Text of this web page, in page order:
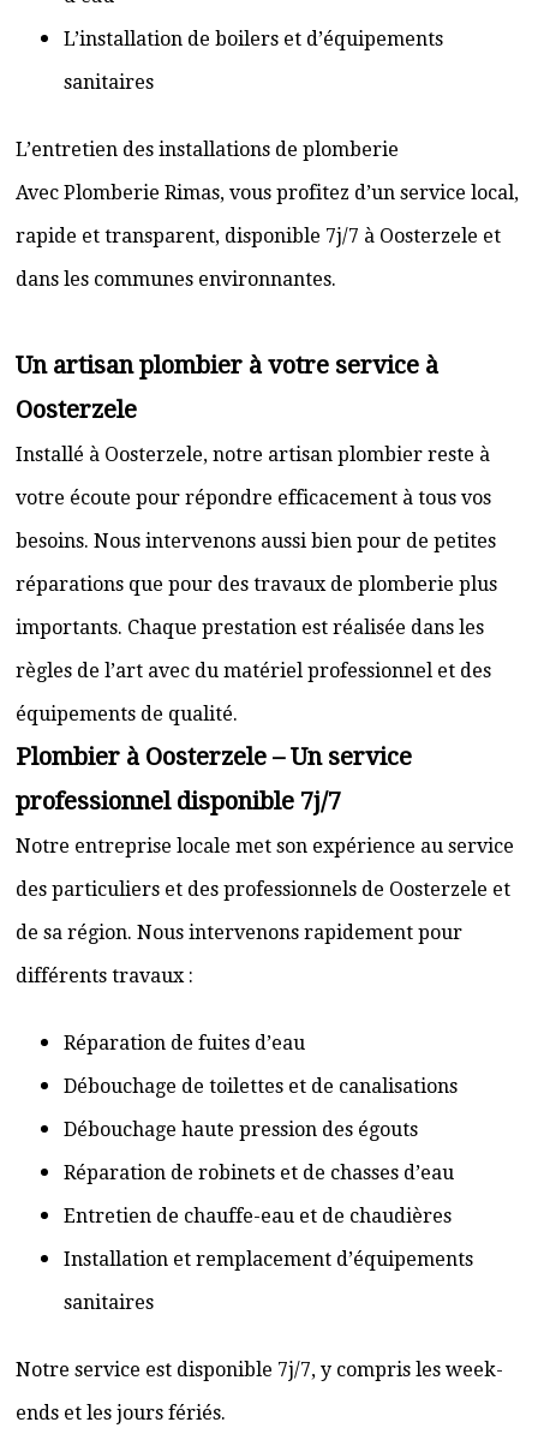
L’installation de boilers et d’équipements
sanitaires
L’entretien des installations de plomberie
Avec Plomberie Rimas, vous profitez d’un service local,
rapide et transparent, disponible 7j/7 à Oosterzele et
dans les communes environnantes.
Un artisan plombier à votre service à
Oosterzele
Installé à Oosterzele, notre artisan plombier reste à
votre écoute pour répondre efficacement à tous vos
besoins. Nous intervenons aussi bien pour de petites
réparations que pour des travaux de plomberie plus
importants. Chaque prestation est réalisée dans les
règles de l’art avec du matériel professionnel et des
équipements de qualité.
Plombier à Oosterzele – Un service
professionnel disponible 7j/7
Notre entreprise locale met son expérience au service
des particuliers et des professionnels de Oosterzele et
de sa région. Nous intervenons rapidement pour
différents travaux :
Réparation de fuites d’eau
Débouchage de toilettes et de canalisations
Débouchage haute pression des égouts
Réparation de robinets et de chasses d’eau
Entretien de chauffe-eau et de chaudières
Installation et remplacement d’équipements
sanitaires
Notre service est disponible 7j/7, y compris les week-
ends et les jours fériés.